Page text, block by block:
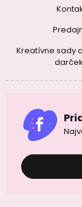
Kreatívne sady